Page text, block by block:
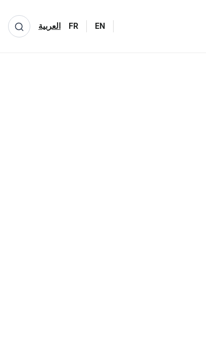
EN
FR العربية